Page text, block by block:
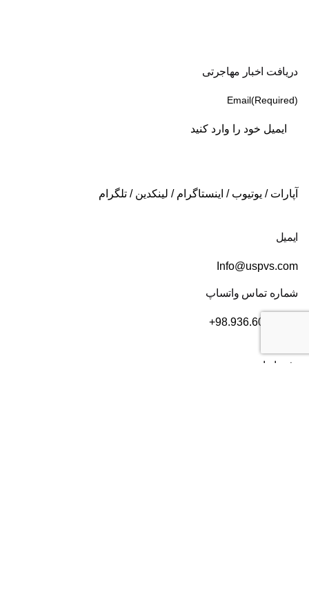
دریافت اخبار مهاجرتی
Email(Required)
آپارات / یوتیوب / اینستاگرام / لینکدین / تلگرام
ایمیل
Info@uspvs.com
شماره تماس واتساپ
+98.936.606.3632
دفتر ایران